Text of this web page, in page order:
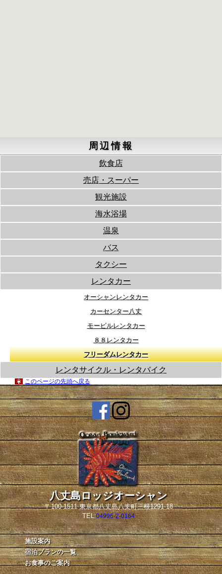
周辺情報
飲食店
売店・スーパー
観光施設
海水浴場
温泉
バス
タクシー
レンタカー
オーシャンレンタカー
カーセンター八丈
モービルレンタカー
８８レンタカー
フリーダムレンタカー
レンタサイクル・レンタバイク
このページの先頭へ戻る
八丈島ロッジオーシャン
〒100-1511 東京都八丈島八丈町三根1291-18
TEL:04996-2-0164
施設案内
宿泊プランの一覧
お食事のご案内